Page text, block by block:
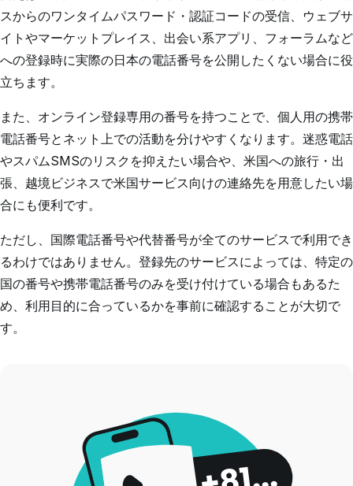
スからのワンタイムパスワード・認証コードの受信、ウェブサ
イトやマーケットプレイス、出会い系アプリ、フォーラムなど
への登録時に実際の日本の電話番号を公開したくない場合に役
立ちます。
また、オンライン登録専用の番号を持つことで、個人用の携帯
電話番号とネット上での活動を分けやすくなります。迷惑電話
やスパムSMSのリスクを抑えたい場合や、米国への旅行・出
張、越境ビジネスで米国サービス向けの連絡先を用意したい場
合にも便利です。
ただし、国際電話番号や代替番号が全てのサービスで利用でき
るわけではありません。登録先のサービスによっては、特定の
国の番号や携帯電話番号のみを受け付けている場合もあるた
め、利用目的に合っているかを事前に確認することが大切で
す。